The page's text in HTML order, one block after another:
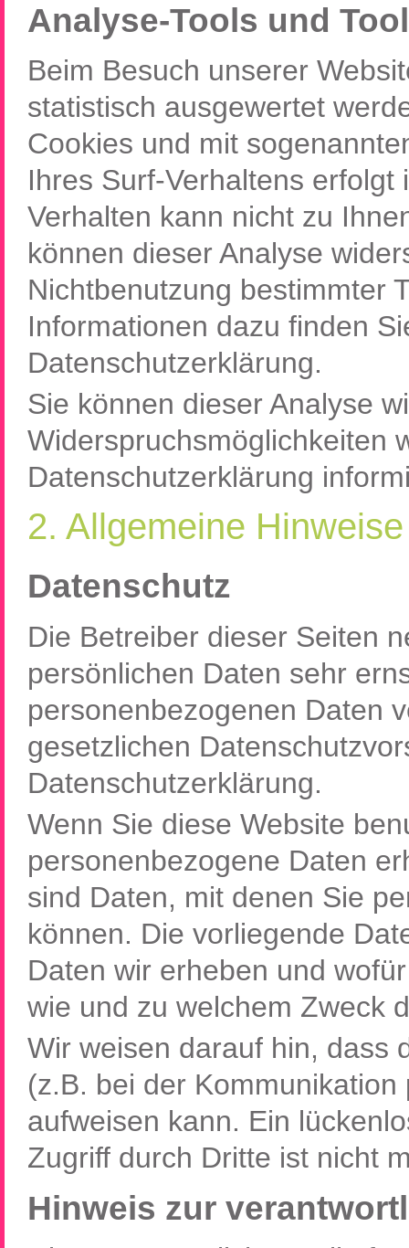
Analyse-Tools und
Beim Besuch unserer
statistisch ausgewertet
Cookies und mit
Ihres Surf-Verhaltens
Verhalten kann nicht zu
können dieser Analyse
Nichtbenutzung bestimmter
Informationen dazu finden
Datenschutzerklärung.
Sie können dieser Analyse
Widerspruchsmöglichkeiten
Datenschutzerklärung
2. Allgemeine
Datenschutz
Die Betreiber dieser Seiten
persönlichen Daten sehr
personenbezogenen Daten
gesetzlichen
Datenschutzerklärung.
Wenn Sie diese Website
personenbezogene Daten
sind Daten, mit denen Sie
können. Die vorliegende
Daten wir erheben und
wie und zu welchem Zweck
Wir weisen darauf hin, dass
(z.B. bei der
aufweisen kann. Ein
Zugriff durch Dritte ist nicht
Hinweis zur